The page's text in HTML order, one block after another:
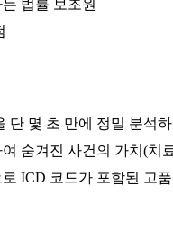
법률 보조원
단 몇 초 만에 정밀 분석
숨겨진 사건의 가치(치
ICD 코드가 포함된 고